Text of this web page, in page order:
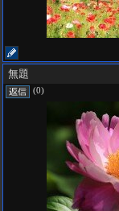
無題
(0)